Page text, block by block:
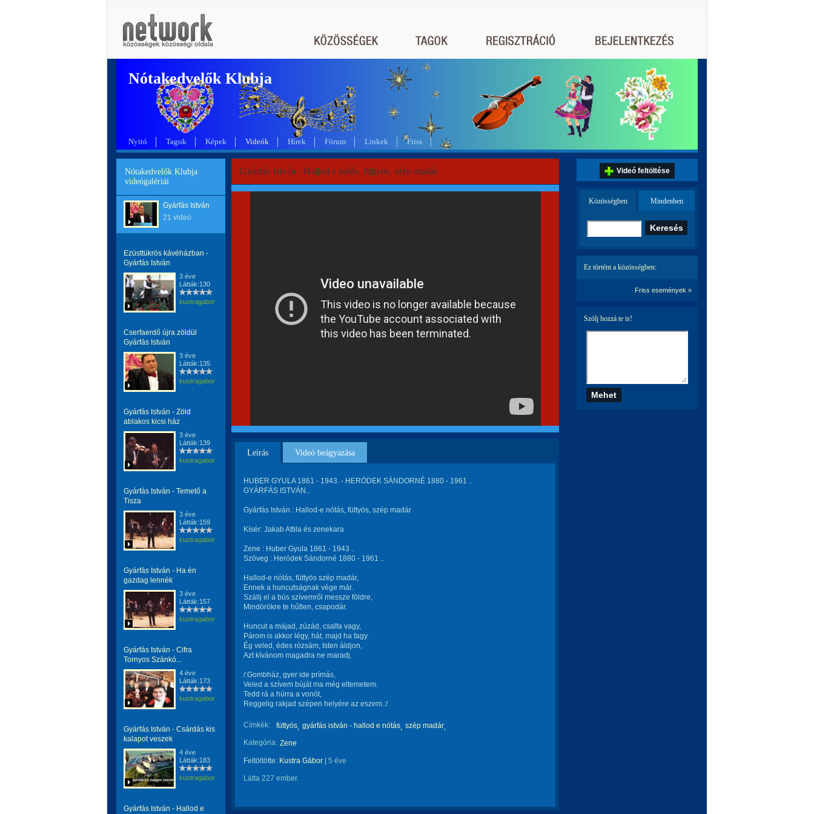
Nótakedvelők Klubja
Nyitó Tagok Képek Videók Hírek Fórum Linkek Friss
Nótakedvelők Klubja
videógalériái
Gyárfás István
21 videó
Ezüsttükrös kávéházban -
Gyárfás István
3 éve
Látták:130
kustragabor
Cserfaerdő újra zöldül
Gyárfás István
3 éve
Látták:135
kustragabor
Gyárfás István - Zöld
ablakos kicsi ház
3 éve
Látták:139
kustragabor
Gyárfás István - Temető a
Tisza
3 éve
Látták:159
kustragabor
Gyárfás István - Ha én
gazdag lennék
3 éve
Látták:157
kustragabor
Gyárfás István - Cifra
Tornyos Szánkó...
4 éve
Látták:173
kustragabor
Gyárfás István - Csárdás kis
kalapot veszek
4 éve
Látták:183
kustragabor
Gyárfás István - Hallod e
Gyárfás István - Hallod e nótás, füttyös, szép madár
Leírás Videó beágyazása
HUBER GYULA 1861 - 1943. - HERÓDEK SÁNDORNÉ 1880 - 1961 ..
GYÁRFÁS ISTVÁN..
Gyárfás István : Hallod-e nótás, füttyös, szép madár
Kísér: Jakab Attila és zenekara
Zene : Huber Gyula 1861 - 1943 ..
Szöveg : Heródek Sándorné 1880 - 1961 ..
Hallod-e nótás, füttyös szép madár,
Ennek a huncutságnak vége már.
Szállj el a bús szívemről messze földre,
Mindörökre te hűtlen, csapodár.
Huncut a májad, zúzád, csalfa vagy,
Párom is akkor légy, hát, majd ha fagy.
Ég veled, édes rózsám, Isten áldjon,
Azt kívánom magadra ne maradj.
/:Gombház, gyer ide prímás,
Veled a szívem búját ma még eltemetem.
Tedd rá a húrra a vonót,
Reggelig rakjad szépen helyére az eszem.:/
Címkék: füttyös gyárfás istván - hallod e nótás szép madár
Kategória: Zene
Feltöltötte: Kustra Gábor 5 éve
Látta 227 ember.
Videó feltöltése
Közösségben Mindenben
Ez történt a közösségben:
Friss események »
Szólj hozzá te is!